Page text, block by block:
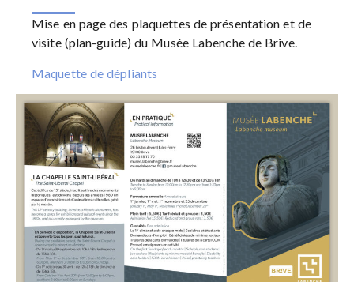
Mise en page des plaquettes de présentation et de
visite (plan-guide) du Musée Labenchede Brive.
Maquette de dépliants